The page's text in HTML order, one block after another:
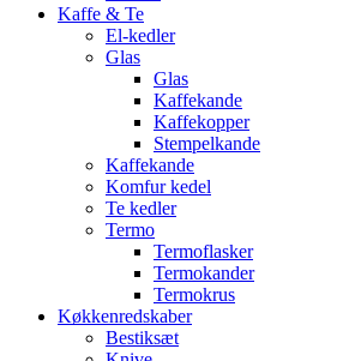
Kaffe & Te
El-kedler
Glas
Glas
Kaffekande
Kaffekopper
Stempelkande
Kaffekande
Komfur kedel
Te kedler
Termo
Termoflasker
Termokander
Termokrus
Køkkenredskaber
Bestiksæt